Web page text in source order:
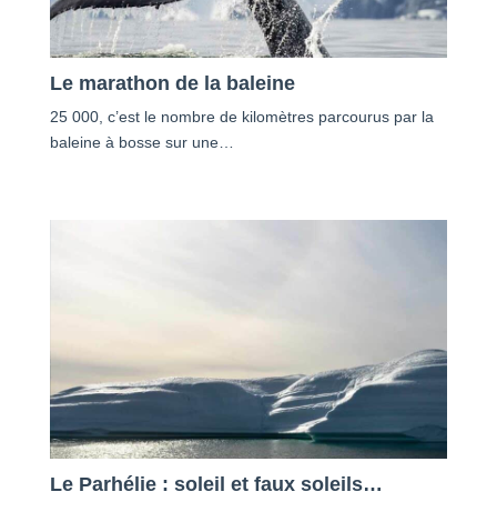
Le marathon de la baleine
25 000, c’est le nombre de kilomètres parcourus par la
baleine à bosse sur une…
Le Parhélie : soleil et faux soleils…